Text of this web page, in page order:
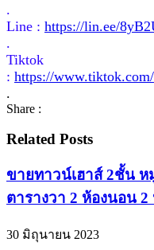
.
Line : https://lin.ee/
.
Tiktok
: https://
.
Share :
Related Posts
ขายทาวน์เฮาส์ 2ชั้น ห
ตารางวา 2 ห้องนอน 2
30 มิถุนายน 2023